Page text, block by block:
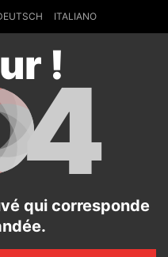
ITALIANO
!
4
qui corresponde